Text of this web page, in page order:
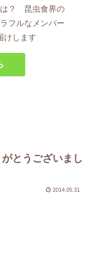
は？ 昆虫食界の
フルなメンバー
けします
とうございまし
2014.05.31